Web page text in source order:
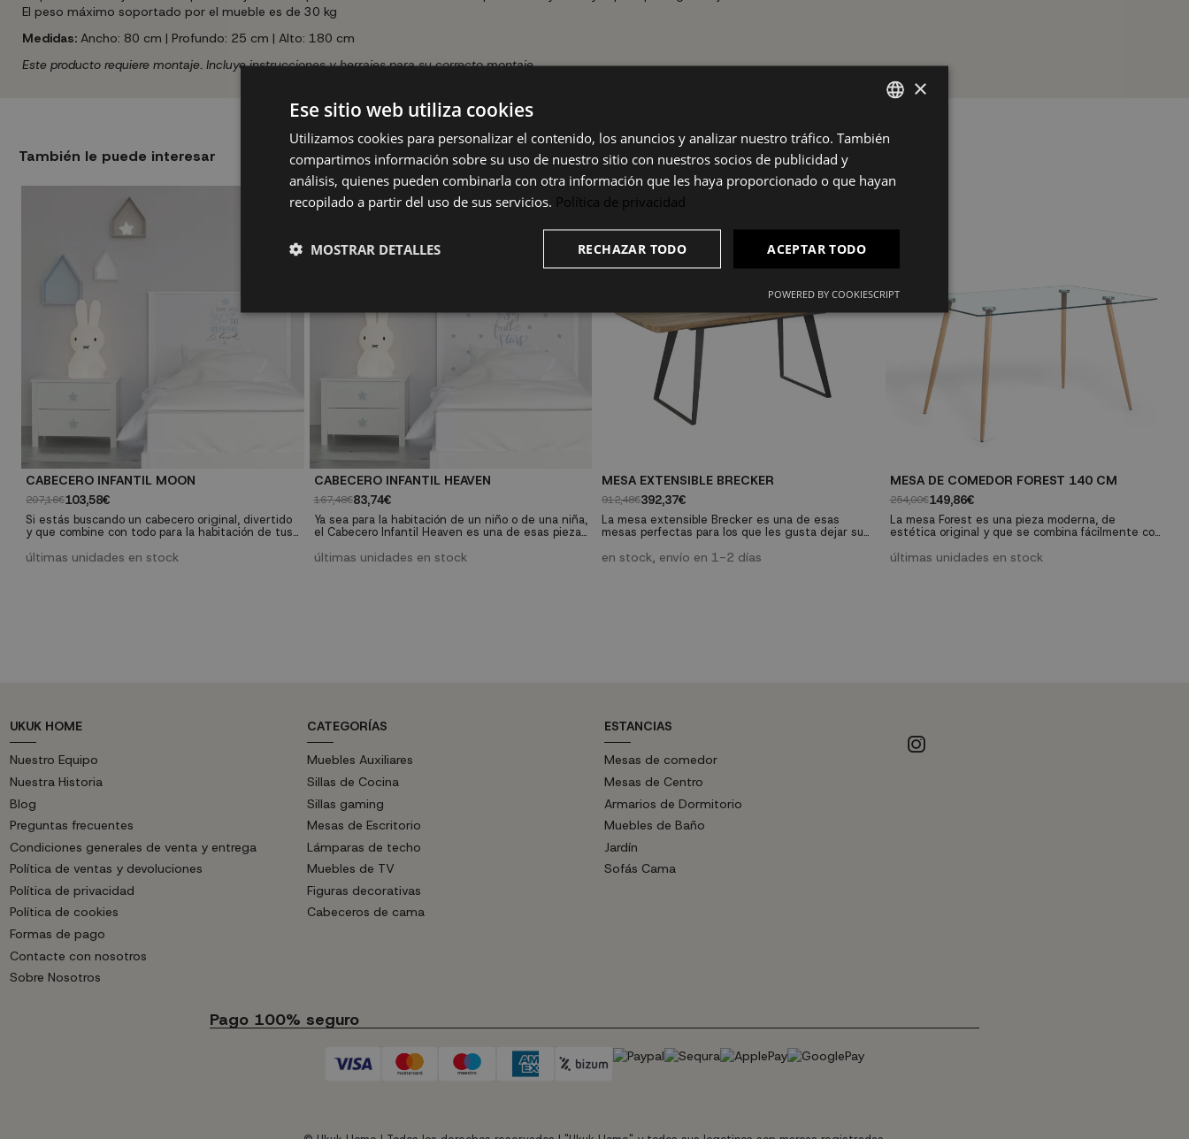
El peso máximo soportado por el mueble es de 30 kg
Medidas:Ancho: 80 cm | Profundo: 25 cm | Alto: 180 cm
Este producto requiere montaje. Incluye instrucciones y herrajes para su correcto montaje.
También le puede interesar
CABECERO INFANTIL MOON
207,16€103,58€
Si estás buscando un cabecero original, divertido
y que combine con todo para la habitación de tus
encontrarás tanto por precio como por diseño.
últimas unidades en stock
CABECERO INFANTIL HEAVEN
167,48€83,74€
Ya sea para la habitación de un niño o de una niña,
el Cabecero Infantil Heaven es una de esas piezas
elegancia. Sin duda, todo un básico para la
últimas unidades en stock
MESA EXTENSIBLE BRECKER
912,48€392,37€
La mesa extensible Brecker es una de esas
mesas perfectas para los que les gusta dejar su
la combinación de madera y metal y el
en stock, envío en 1-2 días
MESA DE COMEDOR FOREST 140 CM
254,00€149,86€
La mesa Forest es una pieza moderna, de
estética original y que se combina fácilmente con
cuenta con un precio muy ajustado que la
últimas unidades en stock
UKUK HOME
Nuestro Equipo
Nuestra Historia
Blog
Preguntas frecuentes
Condiciones generales de venta y entrega
Política de ventas y devoluciones
Política de privacidad
Política de cookies
Formas de pago
Contacte con nosotros
Sobre Nosotros
CATEGORÍAS
Muebles Auxiliares
Sillas de Cocina
Sillas gaming
Mesas de Escritorio
Lámparas de techo
Muebles de TV
Figuras decorativas
Cabeceros de cama
ESTANCIAS
Mesas de comedor
Mesas de Centro
Armarios de Dormitorio
Muebles de Baño
Jardín
Sofás Cama
Pago 100% seguro
SPANISH
×
Ese sitio web utiliza cookies
Utilizamos cookies para personalizar el contenido, los anuncios y analizar nuestro tráfico. También
compartimos información sobre su uso de nuestro sitio con nuestros socios de publicidad y
análisis, quienes pueden combinarla con otra información que les haya proporcionado o que hayan
recopilado a partir del uso de sus servicios. Política de privacidad
ACEPTAR TODO
RECHAZAR TODO
MOSTRAR DETALLES
POWERED BY COOKIESCRIPT